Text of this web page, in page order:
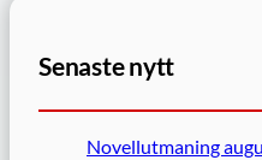
Senaste nytt
Novellutmaning